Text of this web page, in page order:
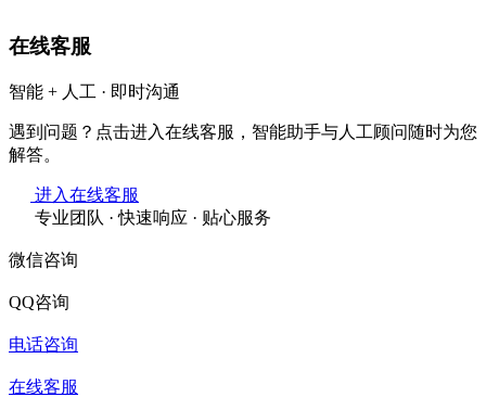
在线客服
智能 + 人工 · 即时沟通
遇到问题？点击进入在线客服，智能助手与人工顾问随时为您
解答。
进入在线客服
专业团队 · 快速响应 · 贴心服务
微信咨询
QQ咨询
电话咨询
在线客服